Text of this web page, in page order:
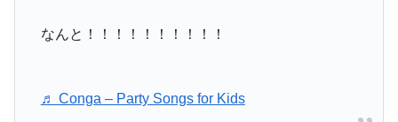
なんと！！！！！！！！！！
♬ Conga – Party Songs for Kids